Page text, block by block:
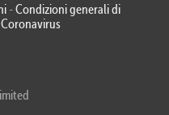
-Condizioni generali di